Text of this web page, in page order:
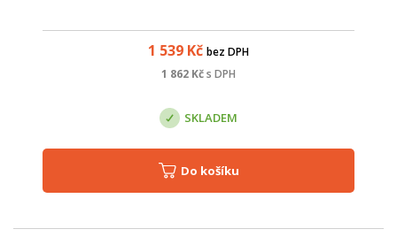
1 539 Kč bez DPH
1 862 Kčs DPH
SKLADEM
Do košíku